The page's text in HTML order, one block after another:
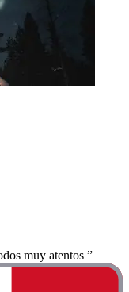
muy atentos ”